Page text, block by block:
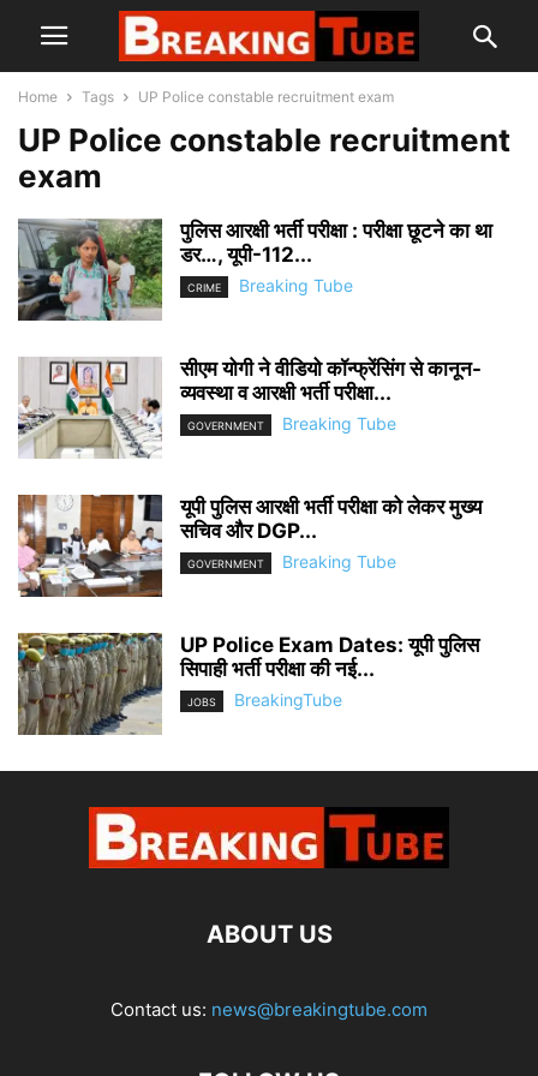
Home Tags UP Police constable recruitment exam
UP Police constable recruitment
exam
पुलिस आरक्षी भर्ती परीक्षा : परीक्षा छूटने का था
डर…, यूपी-112...
CRIME Breaking Tube
सीएम योगी ने वीडियो कॉन्फ्रेंसिंग से कानून-
व्यवस्था व आरक्षी भर्ती परीक्षा...
GOVERNMENT Breaking Tube
यूपी पुलिस आरक्षी भर्ती परीक्षा को लेकर मुख्य
सचिव और DGP...
GOVERNMENT Breaking Tube
UP Police Exam Dates: यूपी पुलिस
सिपाही भर्ती परीक्षा की नई...
JOBS BreakingTube
ABOUT US
Contact us: news@breakingtube.com